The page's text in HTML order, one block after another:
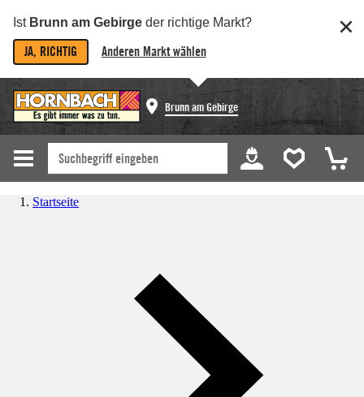
Ist Brunn am Gebirge der richtige Markt?
JA, RICHTIG Anderen Markt wählen
Brunn am Gebirge
Startseite